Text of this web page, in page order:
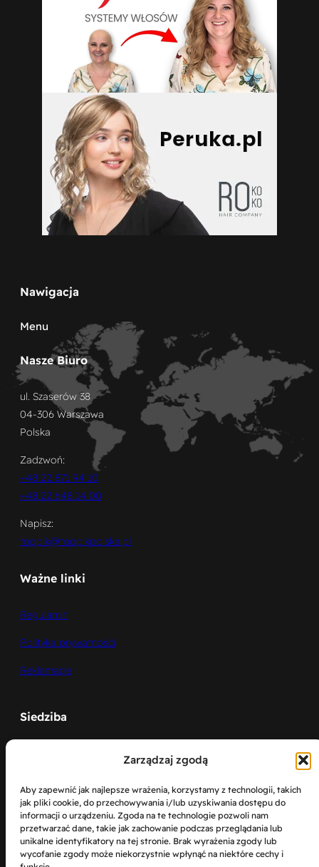
Zarządzaj zgodą
Aby zapewnić jak najlepsze wrażenia, korzystamy z technologii, takich
jak pliki cookie, do przechowywania i/lub uzyskiwania dostępu do
informacji o urządzeniu. Zgoda na te technologie pozwoli nam
przetwarzać dane, takie jak zachowanie podczas przeglądania lub
unikalne identyfikatory na tej stronie. Brak wyrażenia zgody lub
wycofanie zgody może niekorzystnie wpłynąć na niektóre cechy i
Nawigacja
Menu
Nasze Biuro
ul. Szaserów 38
04-306 Warszawa
Polska
Zadzwoń:
+48 22 871 94 10
+48 22 648 14 00
Napisz:
toppik@toppikpolska.pl
Ważne linki
Regulamin
Polityka prywatności
Reklamacje
Siedziba
Kliknij, żeby zaakceptować marketing pliki
cookies i włączyć tę treść